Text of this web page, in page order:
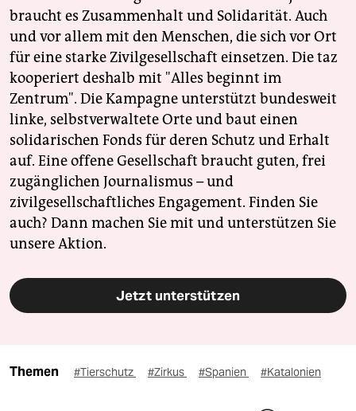
braucht es Zusammenhalt und Solidarität. Auch
und vor allem mit den Menschen, die sich vor Ort
für eine starke Zivilgesellschaft einsetzen. Die taz
kooperiert deshalb mit "Alles beginnt im
Zentrum". Die Kampagne unterstützt bundesweit
linke, selbstverwaltete Orte und baut einen
solidarischen Fonds für deren Schutz und Erhalt
auf. Eine offene Gesellschaft braucht guten, frei
zugänglichen Journalismus – und
zivilgesellschaftliches Engagement. Finden Sie
auch? Dann machen Sie mit und unterstützen Sie
unsere Aktion.
Jetzt unterstützen
Themen #Tierschutz #Zirkus #Spanien #Katalonien